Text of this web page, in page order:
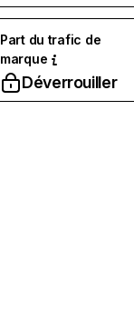
Part du trafic de
marque
Déverrouiller